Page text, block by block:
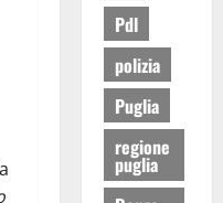
Pdl
polizia
Puglia
regione
puglia